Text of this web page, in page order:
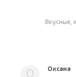
Вкусные,
Оксана